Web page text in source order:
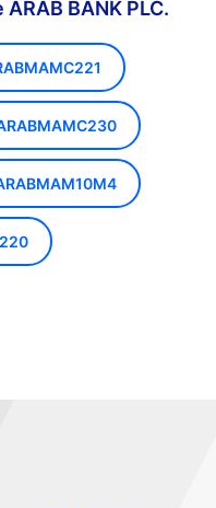
BANK PLC.